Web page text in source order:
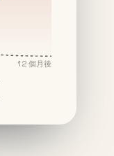
12 個月後